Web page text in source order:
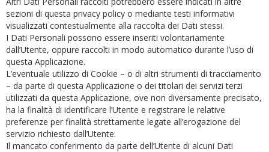
sezioni di questa privacy policy o mediante testi informativi
visualizzati contestualmente alla raccolta dei Dati stessi.
I Dati Personali possono essere inseriti volontariamente
dall’Utente, oppure raccolti in modo automatico durante l’uso di
questa Applicazione.
L’eventuale utilizzo di Cookie – o di altri strumenti di tracciamento
– da parte di questa Applicazione o dei titolari dei servizi terzi
utilizzati da questa Applicazione, ove non diversamente precisato,
ha la finalità di identificare l’Utente e registrare le relative
preferenze per finalità strettamente legate all’erogazione del
servizio richiesto dall’Utente.
Il mancato conferimento da parte dell’Utente di alcuni Dati